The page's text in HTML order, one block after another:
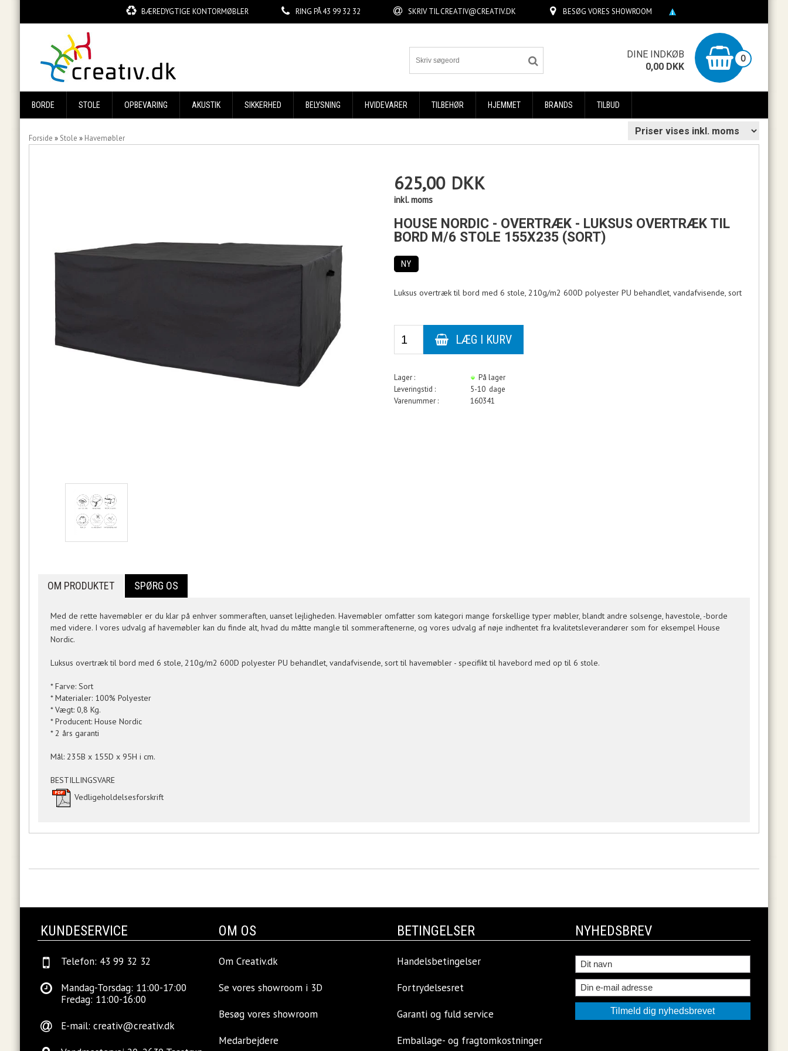
BÆREDYGTIGE KONTORMØBLER RING PÅ43 99 32 32 SKRIV TILCREATIV@CREATIV.DK BESØG VORES SHOWROOM
DINE INDKØB 0
0,00 DKK
BORDE STOLE OPBEVARING AKUSTIK SIKKERHED BELYSNING HVIDEVARER TILBEHØR HJEMMET BRANDS TILBUD
Forside » Stole » Havemøbler
625,00 DKK
inkl. moms
HOUSE NORDIC - OVERTRÆK - LUKSUS OVERTRÆK TIL
BORD M/6 STOLE 155X235 (SORT)
NY
Luksus overtræk til bord med 6 stole, 210g/m2 600D polyester PU behandlet, vandafvisende, sort
Lager :
På lager
Leveringstid :
5-10 dage
Varenummer :
160341
OM PRODUKTET SPØRG OS
Med de rette havemøbler er du klar på enhver sommeraften, uanset lejligheden. Havemøbler omfatter som kategori mange forskellige typer møbler, blandt andre solsenge, havestole, -borde
med videre. I vores udvalg af havemøbler kan du finde alt, hvad du måtte mangle til sommeraftenerne, og vores udvalg af nøje indhentet fra kvalitetsleverandører som for eksempel House
Nordic.
Luksus overtræk til bord med 6 stole, 210g/m2 600D polyester PU behandlet, vandafvisende, sort til havemøbler - specifikt til havebord med op til 6 stole.
* Farve: Sort
* Materialer: 100% Polyester
* Vægt: 0,8 Kg.
* Producent: House Nordic
* 2 års garanti
Mål: 235B x 155D x 95H i cm.
BESTILLINGSVARE
Vedligeholdelsesforskrift
KUNDESERVICE
Telefon: 43 99 32 32
Mandag-Torsdag: 11:00-17:00
Fredag: 11:00-16:00
E-mail: creativ@creativ.dk
OM OS
Om Creativ.dk
Se vores showroom i 3D
Besøg vores showroom
Medarbejdere
BETINGELSER
Handelsbetingelser
Fortrydelsesret
Garanti og fuld service
Emballage- og fragtomkostninger
NYHEDSBREV